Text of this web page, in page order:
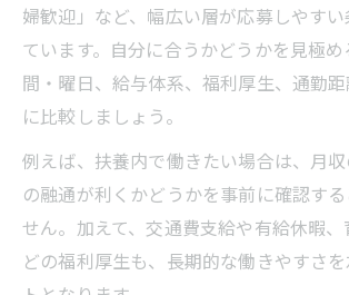
婦歓迎」など、幅広い層が応募しやす
ています。自分に合うかどうかを見極
間・曜日、給与体系、福利厚生、通勤
に比較しましょう。
例えば、扶養内で働きたい場合は、月
の融通が利くかどうかを事前に確認す
せん。加えて、交通費支給や有給休暇
どの福利厚生も、長期的な働きやすさ